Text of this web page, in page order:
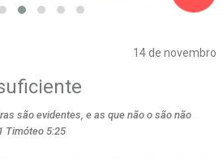
14 de novembro
são evidentes, e as que não o são não
Timóteo 5:25